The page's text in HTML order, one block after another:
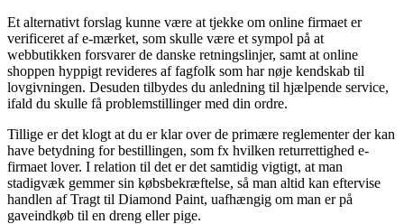
Et alternativt forslag kunne være at tjekke om online firmaet er
verificeret af e-mærket, som skulle være et sympol på at
webbutikken forsvarer de danske retningslinjer, samt at online
shoppen hyppigt revideres af fagfolk som har nøje kendskab til
lovgivningen. Desuden tilbydes du anledning til hjælpende service,
ifald du skulle få problemstillinger med din ordre.
Tillige er det klogt at du er klar over de primære reglementer der kan
have betydning for bestillingen, som fx hvilken returrettighed e-
firmaet lover. I relation til det er det samtidig vigtigt, at man
stadigvæk gemmer sin købsbekræftelse, så man altid kan eftervise
handlen af Tragt til Diamond Paint, uafhængig om man er på
gaveindkøb til en dreng eller pige.